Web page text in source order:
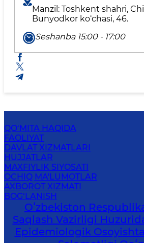
Manzil: Toshkent shahri,
Bunyodkor ko‘chasi, 46.
Seshanba 15:00 - 17:00
QO‘MITA HAQIDA
FAOLIYAT
DAVLAT XIZMATLARI
HUJJATLAR
MAXFIYLIK SIYOSATI
OCHIQ MA'LUMOTLAR
AXBOROT XIZMATI
BOG‘LANISH
Oʻzbekiston
Saqlash Vazirligi
Epidemiologik